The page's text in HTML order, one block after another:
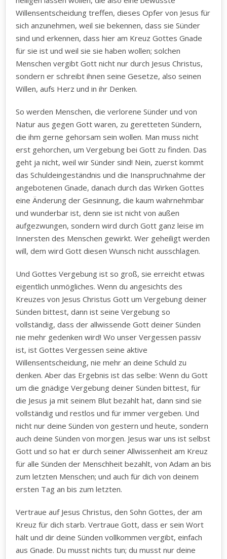
Willensentscheidung treffen, dieses Opfer von Jesus für
sich anzunehmen, weil sie bekennen, dass sie Sünder
sind und erkennen, dass hier am Kreuz Gottes Gnade
für sie ist und weil sie sie haben wollen; solchen
Menschen vergibt Gott nicht nur durch Jesus Christus,
sondern er schreibt ihnen seine Gesetze, also seinen
Willen, aufs Herz und in ihr Denken.
So werden Menschen, die verlorene Sünder und von
Natur aus gegen Gott waren, zu geretteten Sündern,
die ihm gerne gehorsam sein wollen. Man muss nicht
erst gehorchen, um Vergebung bei Gott zu finden. Das
geht ja nicht, weil wir Sünder sind! Nein, zuerst kommt
das Schuldeingeständnis und die Inanspruchnahme der
angebotenen Gnade, danach durch das Wirken Gottes
eine Änderung der Gesinnung, die kaum wahrnehmbar
und wunderbar ist, denn sie ist nicht von außen
aufgezwungen, sondern wird durch Gott ganz leise im
Innersten des Menschen gewirkt. Wer geheiligt werden
will, dem wird Gott diesen Wunsch nicht ausschlagen.
Und Gottes Vergebung ist so groß, sie erreicht etwas
eigentlich unmögliches. Wenn du angesichts des
Kreuzes von Jesus Christus Gott um Vergebung deiner
Sünden bittest, dann ist seine Vergebung so
vollständig, dass der allwissende Gott deiner Sünden
nie mehr gedenken wird! Wo unser Vergessen passiv
ist, ist Gottes Vergessen seine aktive
Willensentscheidung, nie mehr an deine Schuld zu
denken. Aber das Ergebnis ist das selbe: Wenn du Gott
um die gnädige Vergebung deiner Sünden bittest, für
die Jesus ja mit seinem Blut bezahlt hat, dann sind sie
vollständig und restlos und für immer vergeben. Und
nicht nur deine Sünden von gestern und heute, sondern
auch deine Sünden von morgen. Jesus war uns ist selbst
Gott und so hat er durch seiner Allwissenheit am Kreuz
für alle Sünden der Menschheit bezahlt, von Adam an bis
zum letzten Menschen; und auch für dich von deinem
ersten Tag an bis zum letzten.
Vertraue auf Jesus Christus, den Sohn Gottes, der am
Kreuz für dich starb. Vertraue Gott, dass er sein Wort
hält und dir deine Sünden vollkommen vergibt, einfach
aus Gnade. Du musst nichts tun; du musst nur deine